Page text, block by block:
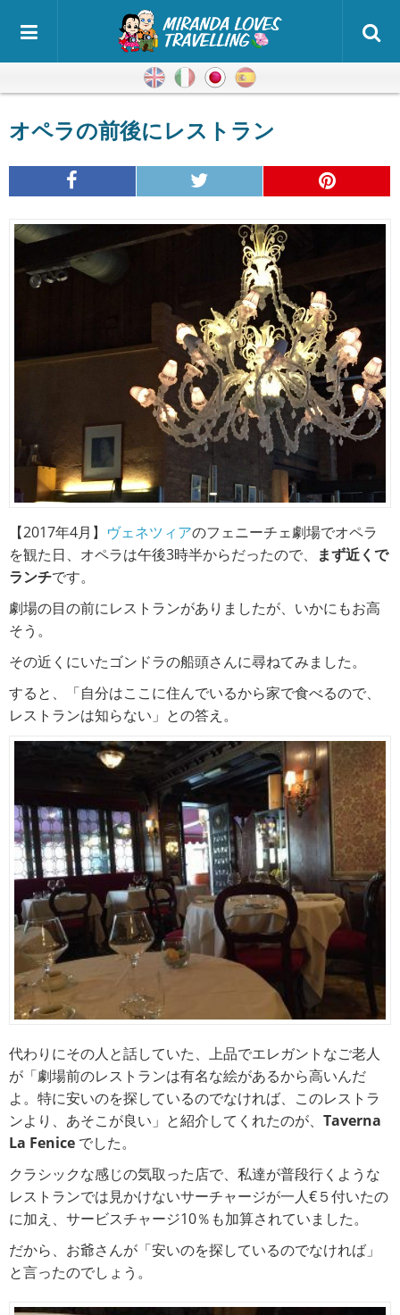
英語 イタリア語
日本語
オペラの前後にレストラン
【2017年4月】 ヴェネツィアのフェニーチェ劇場でオペラ
を観た日、オペラは午後3時半からだったので、
まず近くで
ランチです。
劇場の目の前にレストランがありましたが、いかにもお高
そう。
その近くにいたゴンドラの船頭さんに尋ねてみました。
すると、「自分はここに住んでいるから家で食べるので、
レストランは知らない」との答え。
代わりにその人と話していた、上品でエレガントなご老人
が「劇場前のレストランは有名な絵があるから高いんだ
よ。特に安いのを探しているのでなければ、このレストラ
ンより、あそこが良い」と紹介してくれたのが、 Taverna
La Fenice でした。
クラシックな感じの気取った店で、私達が普段行くような
レストランでは見かけないサーチャージが一人€５付いたの
に加え、サービスチャージ10％も加算されていました。
だから、お爺さんが「安いのを探しているのでなければ」
と言ったのでしょう。